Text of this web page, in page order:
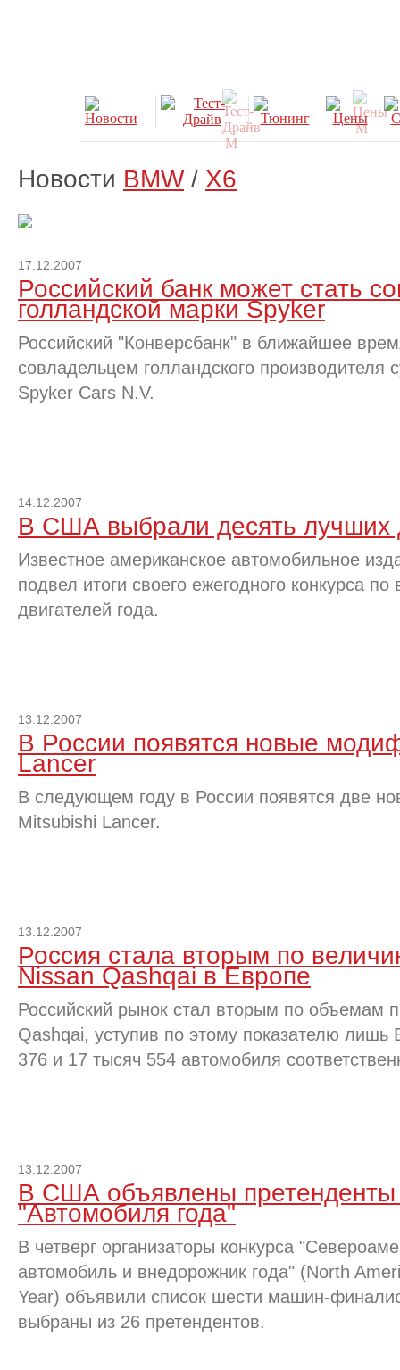
Новости BMW/ X6
17.12.2007
Российский банк может стать
голландской марки Spyker
Российский "Конверсбанк" в ближайшее
совладельцем голландского производителя
Spyker Cars N.V.
14.12.2007
В США выбрали десять лучших
Известное американское автомобильное
подвел итоги своего ежегодного конкурса
двигателей года.
13.12.2007
В России появятся новые
Lancer
В следующем году в России появятся две
Mitsubishi Lancer.
13.12.2007
Россия стала вторым по
Nissan Qashqai в Европе
Российский рынок стал вторым по объемам
Qashqai, уступив по этому показателю лишь
376 и 17 тысяч 554 автомобиля
13.12.2007
В США объявлены претенденты
"Автомобиля года"
В четверг организаторы конкурса
автомобиль и внедорожник года" (North
Year) объявили список шести машин-
выбраны из 26 претендентов.